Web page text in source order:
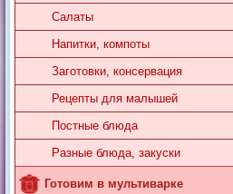
Салаты
Напитки, компоты
Заготовки, консервация
Рецепты для малышей
Постные блюда
Разные блюда, закуски
Готовим в мультиварке